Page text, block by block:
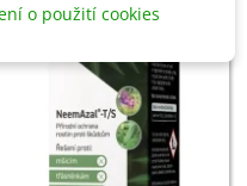
o použití cookies